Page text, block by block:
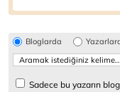
Bloglarda
Sadece bu yazarın